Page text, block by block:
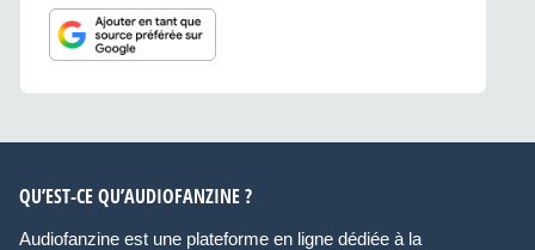
QU’EST-CE QU’AUDIOFANZINE ?
Audiofanzine est une plateforme en ligne dédiée à la